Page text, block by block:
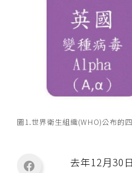
圖1.世界衛生組織(WHO)公布的
去年12月30